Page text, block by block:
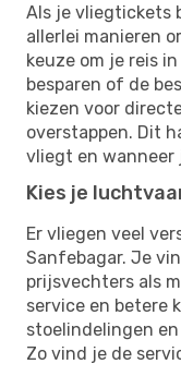
Als je vliegtickets
allerlei manieren
keuze om je reis
besparen of de
kiezen voor
overstappen. Dit
vliegt en wanneer
Kies je
Er vliegen veel
Sanfebagar. Je
prijsvechters als
service en betere
stoelindelingen
Zo vind je de